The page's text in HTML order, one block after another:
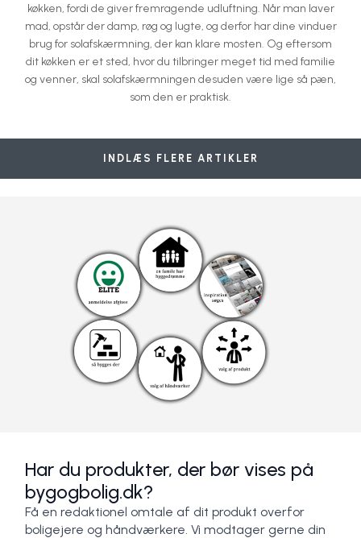
køkken, fordi de giver fremragende udluftning. Når man laver
mad, opstår der damp, røg og lugte, og derfor har dine vinduer
brug for solafskærmning, der kan klare mosten. Og eftersom
dit køkken er et sted, hvor du tilbringer meget tid med familie
og venner, skal solafskærmningen desuden være lige så pæn,
som den er praktisk.
Energirenovering af din bolig er blevet lidt mere overskuelig
Pynt dine vinduer til jul og spred hygge
Minimér kuldenedfaldet og undgå træk
Nyudviklet ovenlysvindue til fredede bygninger
INDLÆS FLERE ARTIKLER
Har du produkter, der bør vises på
bygogbolig.dk?
Få en redaktionel omtale af dit produkt overfor
boligejere og håndværkere. Vi modtager gerne din